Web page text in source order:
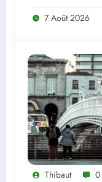
7 Août 2026
Thibaut 0